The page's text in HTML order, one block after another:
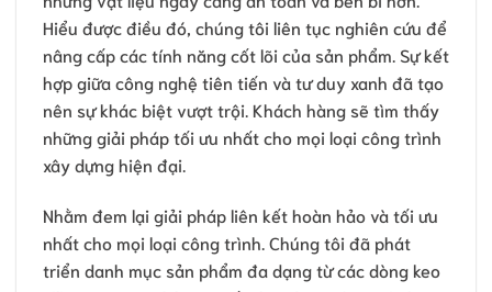
Hiểu được điều đó, chúng tôi liên tục nghiên cứu để
nâng cấp các tính năng cốt lõi của sản phẩm. Sự kết
hợp giữa công nghệ tiên tiến và tư duy xanh đã tạo
nên sự khác biệt vượt trội. Khách hàng sẽ tìm thấy
những giải pháp tối ưu nhất cho mọi loại công trình
xây dựng hiện đại.
Nhằm đem lại giải pháp liên kết hoàn hảo và tối ưu
nhất cho mọi loại công trình. Chúng tôi đã phát
triển danh mục sản phẩm đa dạng từ các dòng keo